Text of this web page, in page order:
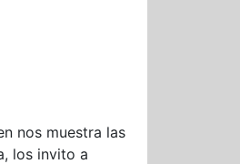
nos muestra las
los invito a